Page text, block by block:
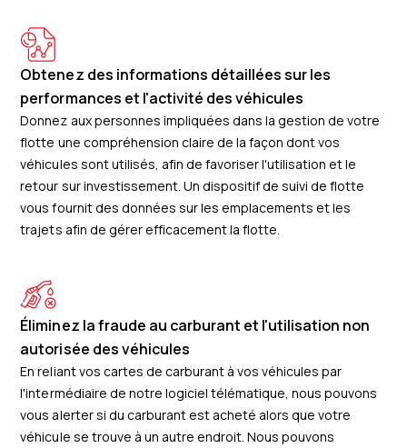
Obtenez des informations détaillées sur les
performances et l'activité des véhicules
Donnez aux personnes impliquées dans la gestion de votre
flotte une compréhension claire de la façon dont vos
véhicules sont utilisés, afin de favoriser l'utilisation et le
retour sur investissement. Un dispositif de suivi de flotte
vous fournit des données sur les emplacements et les
trajets afin de gérer efficacement la flotte.
Éliminez la fraude au carburant et l'utilisation non
autorisée des véhicules
En reliant vos cartes de carburant à vos véhicules par
l'intermédiaire de notre logiciel télématique, nous pouvons
vous alerter si du carburant est acheté alors que votre
véhicule se trouve à un autre endroit. Nous pouvons